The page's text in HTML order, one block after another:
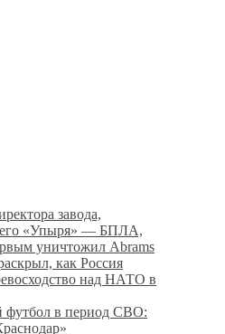
завода,
«Упыря» — БПЛА,
уничтожил Abrams
как Россия
над НАТО в
футбол в период СВО: